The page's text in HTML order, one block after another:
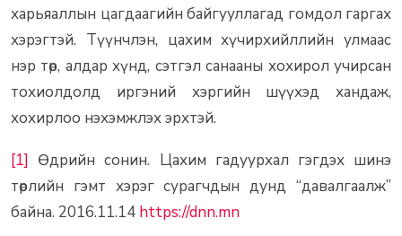
харьяаллын цагдаагийн байгууллагад гомдол гаргах
хэрэгтэй. Түүнчлэн, цахим хүчирхийллийн улмаас
нэр төр, алдар хүнд, сэтгэл санааны хохирол учирсан
тохиолдолд иргэний хэргийн шүүхэд хандаж,
хохирлоо нэхэмжлэх эрхтэй.
[1] Өдрийн сонин. Цахим гадуурхал гэгдэх шинэ
төрлийн гэмт хэрэг сурагчдын дунд “давалгаалж”
байна. 2016.11.14 https://dnn.mn